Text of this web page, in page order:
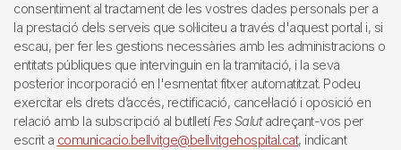
consentiment al tractament de les vostres dades personals per a
la prestació dels serveis que sol·liciteu a través d'aquest portal i, si
escau, per fer les gestions necessàries amb les administracions o
entitats públiques que intervinguin en la tramitació, i la seva
posterior incorporació en l'esmentat fitxer automatitzat. Podeu
exercitar els drets d’accés, rectificació, cancel·lació i oposició en
relació amb la subscripció al butlletí Fes Salutadreçant-vos per
escrit a comunicacio.bellvitge@bellvitgehospital.cat, indicant